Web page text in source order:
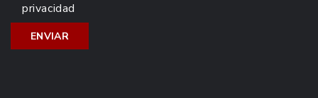
privacidad